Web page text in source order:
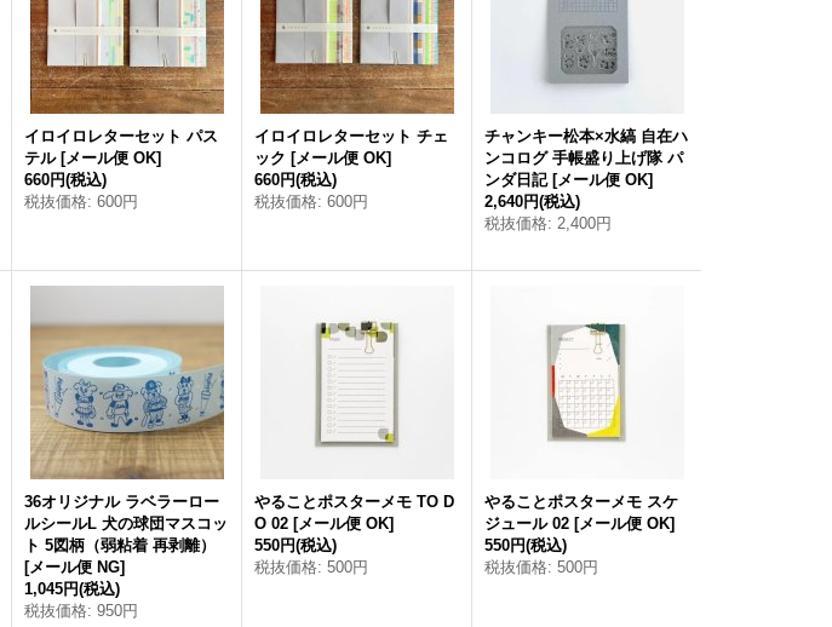
イロイロレターセット パス
テル [メール便 OK]
660円(税込)
税抜価格: 600円
イロイロレターセット チェ
ック [メール便 OK]
660円(税込)
税抜価格: 600円
チャンキー松本×水縞 自在ハ
ンコログ 手帳盛り上げ隊 パ
ンダ日記 [メール便 OK]
2,640円(税込)
税抜価格: 2,400円
36オリジナル ラベラーロー
ルシールL 犬の球団マスコッ
ト 5図柄（弱粘着 再剥離）
[メール便 NG]
1,045円(税込)
税抜価格: 950円
やることポスターメモ TO D
O 02 [メール便 OK]
550円(税込)
税抜価格: 500円
やることポスターメモ スケ
ジュール 02 [メール便 OK]
550円(税込)
税抜価格: 500円